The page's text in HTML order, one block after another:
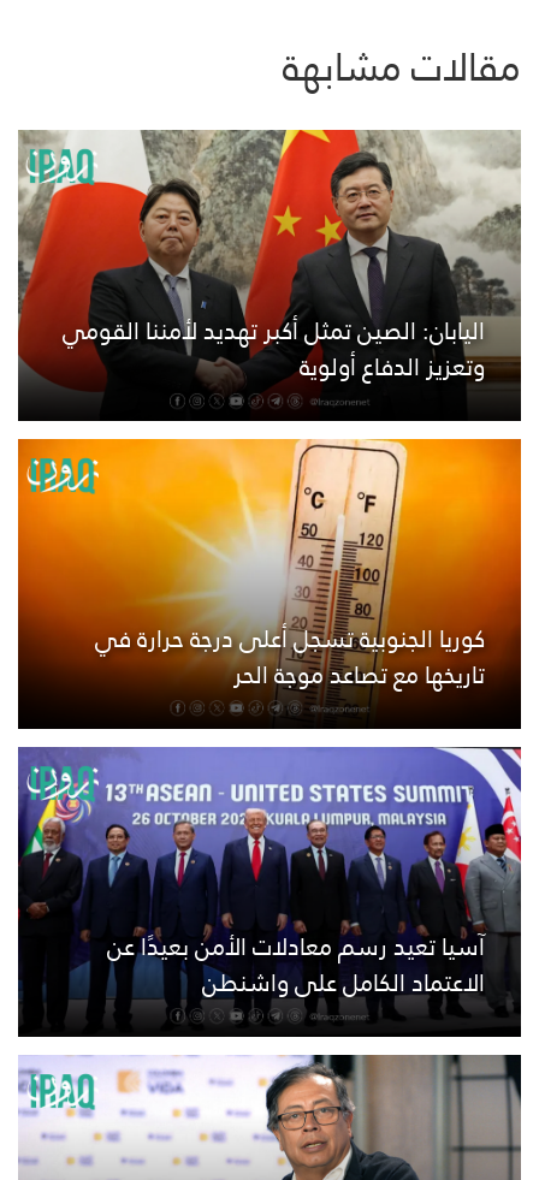
مقالات مشابهة
اليابان: الصين تمثل أكبر تهديد لأمننا القومي
وتعزيز الدفاع أولوية
كوريا الجنوبية تسجل أعلى درجة حرارة في
تاريخها مع تصاعد موجة الحر
آسيا تعيد رسم معادلات الأمن بعيدًا عن
الاعتماد الكامل على واشنطن